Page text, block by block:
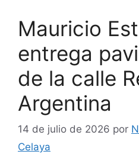
Mauricio
entrega
de la calle
Argentina
14 de julio de 2026 por
Celaya